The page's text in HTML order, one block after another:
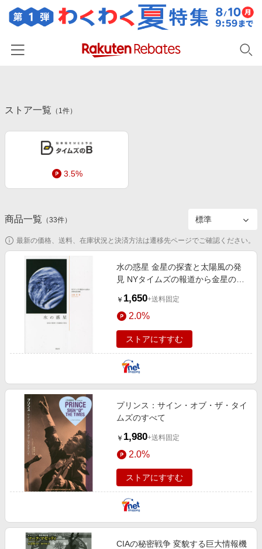
カテゴリー一覧
百貨店・総合ECモール
ファッション・インナー・小物
食品・スイーツ・お酒
家電・PC・スマホ・カメラ
エンタメ
スポーツ・アウトドア・ゴルフ
インテリア・寝具
旅行・レジャー・ホテル予約
金融・マネー・保険
デジタルコンテンツ
ビジネス・その他サービス
初回購入者限定特典
新着ストアのご紹介
電子書籍特集
楽天ペイ導入ストア
楽天サービス特集
旅行特集
お中元特集2026
とことん買い物チャレンジ
Apple公式サイト×楽天カード分割払い
Qoo10メガポ
友達紹介
楽天IDでログイン/会員登録
ストア一覧 （ 1件）
3.5%
商品一覧 （33件）
最新の価格、送料、在庫状況と決済方法は遷移先ページでご確認ください。
水の惑星 金星の探査と太陽風の発
見 NYタイムズの報道から金星の真
￥ 1,650+送料固定
2.0%
ストアにすすむ
プリンス：サイン・オブ・ザ・タイ
ムズのすべて
￥ 1,980+送料固定
2.0%
ストアにすすむ
CIAの秘密戦争 変貌する巨大情報機